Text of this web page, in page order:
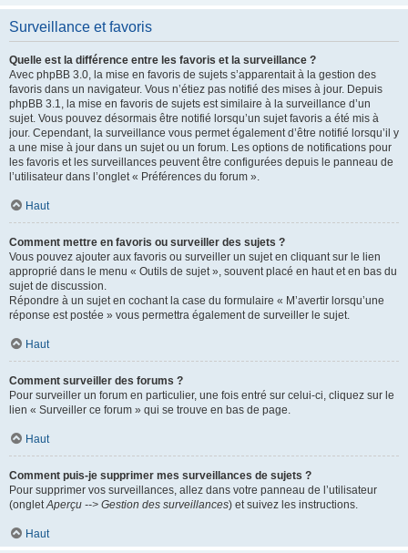
Surveillance et favoris
Quelle est la différence entre les favoris et la surveillance ?
Avec phpBB 3.0, la mise en favoris de sujets s’apparentait à la gestion des
favoris dans un navigateur. Vous n’étiez pas notifié des mises à jour. Depuis
phpBB 3.1, la mise en favoris de sujets est similaire à la surveillance d’un
sujet. Vous pouvez désormais être notifié lorsqu’un sujet favoris a été mis à
jour. Cependant, la surveillance vous permet également d’être notifié lorsqu’il y
a une mise à jour dans un sujet ou un forum. Les options de notifications pour
les favoris et les surveillances peuvent être configurées depuis le panneau de
l’utilisateur dans l’onglet « Préférences du forum ».
Haut
Comment mettre en favoris ou surveiller des sujets ?
Vous pouvez ajouter aux favoris ou surveiller un sujet en cliquant sur le lien
approprié dans le menu « Outils de sujet », souvent placé en haut et en bas du
sujet de discussion.
Répondre à un sujet en cochant la case du formulaire « M’avertir lorsqu’une
réponse est postée » vous permettra également de surveiller le sujet.
Haut
Comment surveiller des forums ?
Pour surveiller un forum en particulier, une fois entré sur celui-ci, cliquez sur le
lien « Surveiller ce forum » qui se trouve en bas de page.
Haut
Comment puis-je supprimer mes surveillances de sujets ?
Pour supprimer vos surveillances, allez dans votre panneau de l’utilisateur
(ongletAperçu --> Gestion des surveillances) et suivez les instructions.
Haut